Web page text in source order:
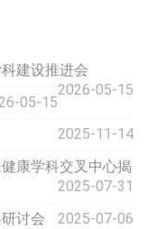
建设推进会
2026-05-15
05-15
2025-11-14
康学科交叉中心揭
2025-07-31
讨会
2025-07-06